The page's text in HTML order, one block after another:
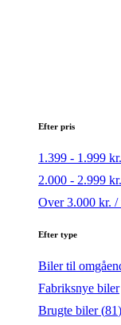
Efter pris
1.399 - 1.999
2.000 - 2.999
Over 3.000 kr. /
Efter type
Biler til
Fabriksnye biler
Brugte biler (81)